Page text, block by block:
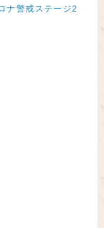
ナ警戒ステージ2